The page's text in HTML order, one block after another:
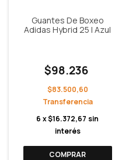
Guantes De Boxeo
Adidas Hybrid 25 | Azul
$98.236
$83.500,60
6 x$16.372,67 sin
interés
COMPRAR